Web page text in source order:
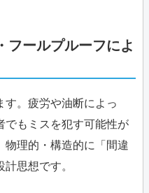
フールプルーフによ
す。疲労や油断によっ
でもミスを犯す可能性が
物理的・構造的に「間違
思想です。